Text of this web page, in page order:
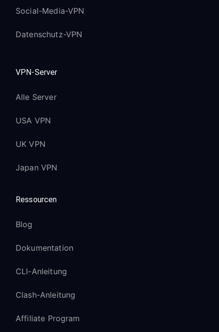
Social-Media-VPN
Datenschutz-VPN
VPN-Server
Alle Server
USA VPN
UK VPN
Japan VPN
Ressourcen
Blog
Dokumentation
CLI-Anleitung
Clash-Anleitung
Affiliate Program